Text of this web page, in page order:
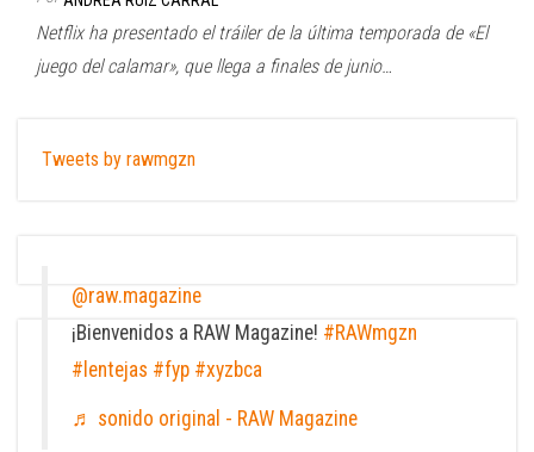
Netflix ha presentado el tráiler de la última temporada de «El
juego del calamar», que llega a finales de junio…
Tweets by rawmgzn
@raw.magazine
¡Bienvenidos a RAW Magazine! #RAWmgzn
#lentejas #fyp #xyzbca
♬ sonido original - RAW Magazine